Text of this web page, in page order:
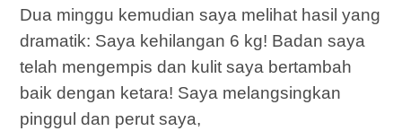
Dua minggu kemudian saya melihat hasil yang
dramatik: Saya kehilangan 6 kg! Badan saya
telah mengempis dan kulit saya bertambah
baik dengan ketara! Saya melangsingkan
pinggul dan perut saya,